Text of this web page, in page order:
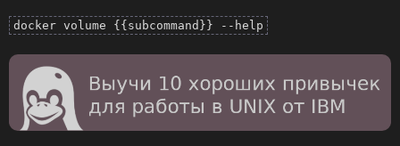
docker volume {{subcommand}} --help